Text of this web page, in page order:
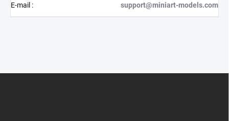
E-mail : support@miniart-models.com